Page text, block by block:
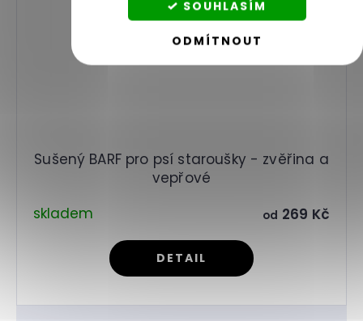
ODMÍTNOUT
SOUHLASÍM
Sušený BARF pro psí staroušky - zvěřina a
vepřové
skladem
od 269 Kč
DETAIL